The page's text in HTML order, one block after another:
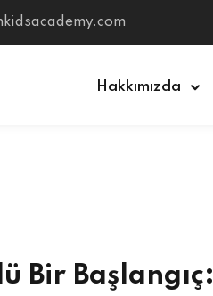
Hakkımızda
Bir Başlangıç:
Don’t have an account?